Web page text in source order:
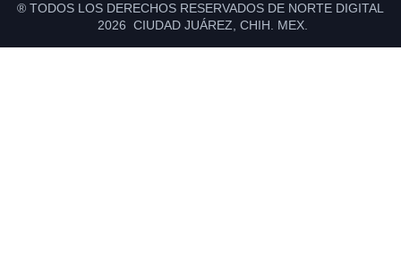
® TODOS LOS DERECHOS RESERVADOS DE NORTE DIGITAL
2026 CIUDAD JUÁREZ, CHIH. MEX.